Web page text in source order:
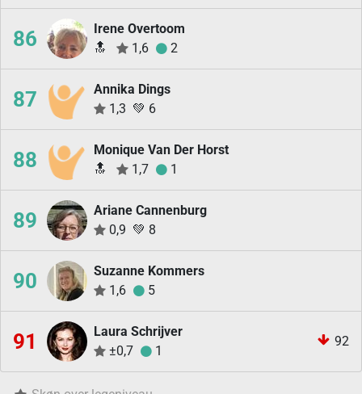
86
Irene Overtoom
🔝
1,6 2
87
Annika Dings
1,3 💚 6
88
Monique Van Der Horst
🔝
1,7 1
89
Ariane Cannenburg
0,9 💚 8
90
Suzanne Kommers
1,6
5
91
Laura Schrijver
±0,7
1
92